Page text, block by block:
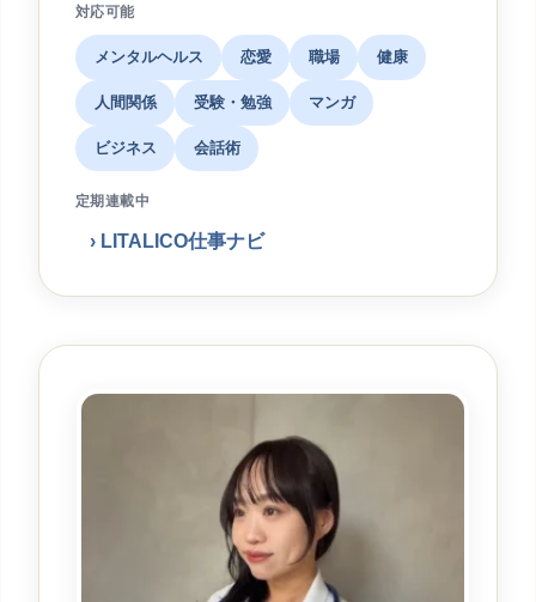
対応可能
メンタルヘルス 恋愛 職場 健康
人間関係 受験・勉強 マンガ
ビジネス 会話術
定期連載中
LITALICO仕事ナビ